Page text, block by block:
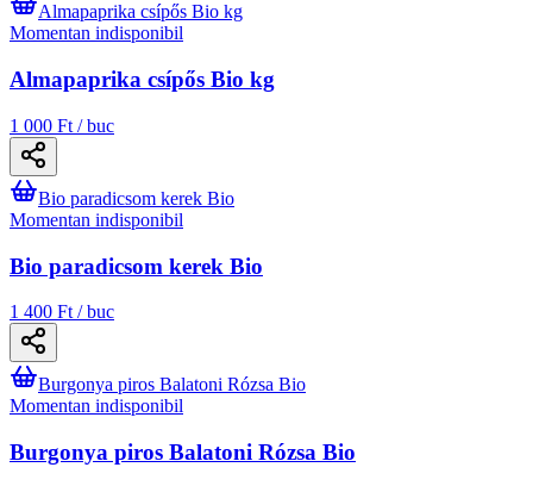
Almapaprika csípős Bio kg
Momentan indisponibil
Almapaprika csípős Bio kg
1 000 Ft / buc
Bio paradicsom kerek Bio
Momentan indisponibil
Bio paradicsom kerek Bio
1 400 Ft / buc
Burgonya piros Balatoni Rózsa Bio
Momentan indisponibil
Burgonya piros Balatoni Rózsa Bio